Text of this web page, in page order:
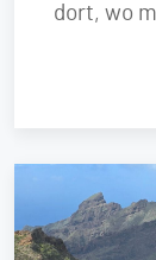
dort, wo